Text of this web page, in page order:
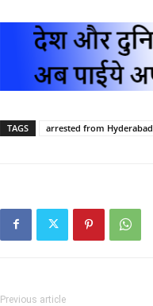
TAGS arrested from Hyderabad
Previous article